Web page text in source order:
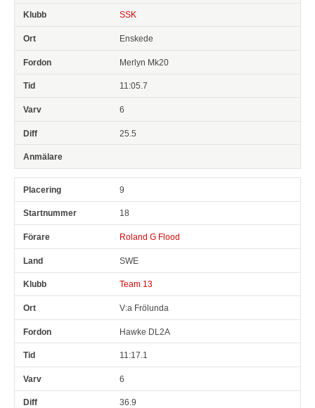
SSK
Enskede
Merlyn Mk20
11:05.7
6
25.5
9
18
Roland G Flood
SWE
Team 13
V:a Frölunda
Hawke DL2A
11:17.1
6
36.9